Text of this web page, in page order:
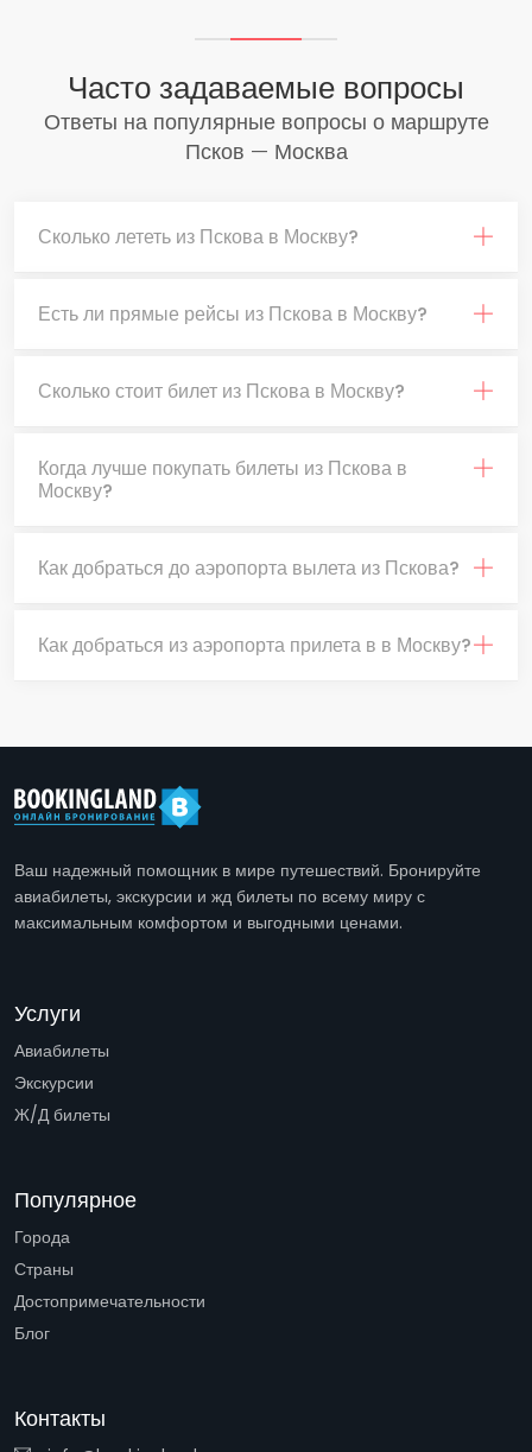
Часто задаваемые вопросы
Ответы на популярные вопросы о маршруте
Псков — Москва
Сколько лететь из Пскова в Москву?
Есть ли прямые рейсы из Пскова в Москву?
Сколько стоит билет из Пскова в Москву?
Когда лучше покупать билеты из Пскова в
Москву?
Как добраться до аэропорта вылета из Пскова?
Как добраться из аэропорта прилета в в Москву?
Ваш надежный помощник в мире путешествий. Бронируйте
авиабилеты, экскурсии и жд билеты по всему миру с
максимальным комфортом и выгодными ценами.
Услуги
Авиабилеты
Экскурсии
Ж/Д билеты
Популярное
Города
Страны
Достопримечательности
Блог
Контакты